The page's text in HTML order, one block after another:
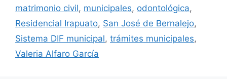
matrimonio civil, municipales, odontológica,
Residencial Irapuato, San José de Bernalejo,
Sistema DIF municipal, trámites municipales,
Valeria Alfaro García